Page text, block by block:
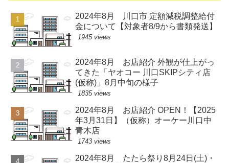
2024年8月 川口市 定額減税調整給付
金について【対象者8/9から書類発送】
1945 views
2024年8月 お店紹介 外観が仕上がっ
てきた「ヤオコー 川口SKIPシティ店
(仮称)」8月中旬の様子
1835 views
2024年8月 お店紹介 OPEN！【2025
年3月31日】（仮称）オーケー川口中
青木店
1743 views
2024年8月 たたら祭り8月24日(土)・